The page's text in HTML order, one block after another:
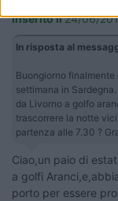
Inserito il24/06/
In risposta al
Buongiorno
settimana in
da Livorno a golfo
trascorrere la notte
partenza alle 7.30 ?
Ciao,un paio di
a golfi
porto per essere